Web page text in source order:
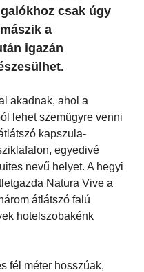
csak úgy
a
igazán
akadnak, ahol a
lehet szemügyre venni
kapszula-
egyedivé
nevű helyet. A hegyi
Natura Vive a
átlátszó falú
hotelszobakénk
fél méter hosszúak,